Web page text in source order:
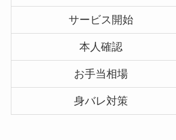
サービス開始
本人確認
お手当相場
身バレ対策